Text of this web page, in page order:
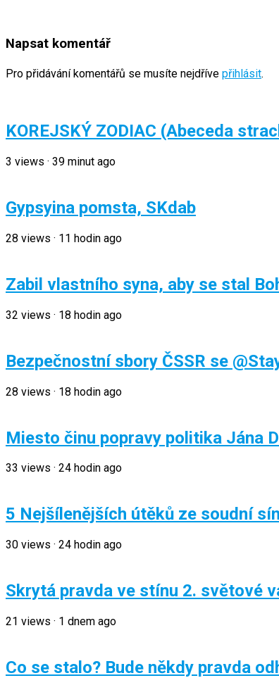
Napsat komentář
Pro přidávání komentářů se musíte nejdříve přihlásit.
KOREJSKÝ ZODIAC (Abeceda
3 views · 39 minut ago
Gypsyina pomsta, SKdab
28 views · 11 hodin ago
Zabil vlastního syna, aby se stal
32 views · 18 hodin ago
Bezpečnostní sbory ČSSR se
28 views · 18 hodin ago
Miesto činu popravy politika Jána
33 views · 24 hodin ago
5 Nejšílenějších útěků ze soudní
30 views · 24 hodin ago
Skrytá pravda ve stínu 2. světové
21 views · 1 dnem ago
Co se stalo? Bude někdy pravda